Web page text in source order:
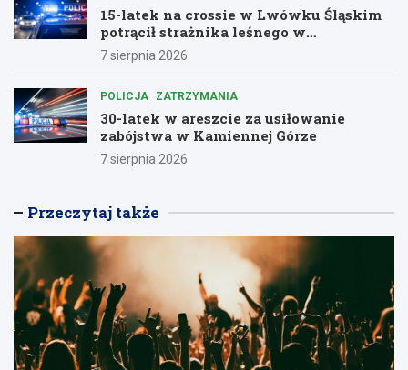
15-latek na crossie w Lwówku Śląskim
potrącił strażnika leśnego w
dramatycznej ucieczce przed policją
7 sierpnia 2026
POLICJA ZATRZYMANIA
30-latek w areszcie za usiłowanie
zabójstwa w Kamiennej Górze
7 sierpnia 2026
Przeczytaj także